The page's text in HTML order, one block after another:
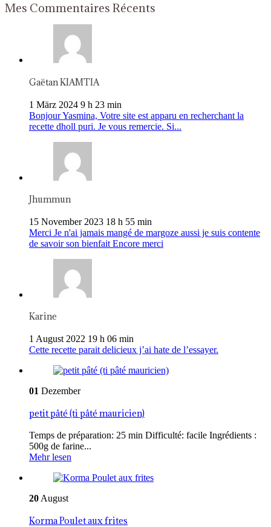
Mes Commentaires Récents
Gaëtan KIAMTIA
1 März 2024 9 h 23 min
Bonjour Yasmina, Votre site est apparu en recherchant la
recette dholl puri. Je vous remercie. Si...
Jhummun
15 November 2023 18 h 55 min
Merci Je n'ai jamais mangé de margoze aussi je suis contente
de savoir son bienfait Encore merci
Karine
1 August 2022 19 h 06 min
Cette recette parait delicieux j’ai hate de l’essayer.
01 Dezember
petit pâté (ti pâté mauricien)
Temps de préparation: 25 min Difficulté: facile Ingrédients :
500g de farine...
Mehr lesen
20 August
Korma Poulet aux frites